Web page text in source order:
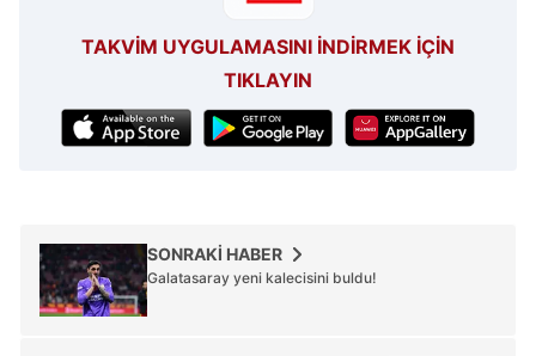
TAKVİM UYGULAMASINI İNDİRMEK İÇİN
TIKLAYIN
SONRAKİ HABER
Galatasaray yeni kalecisini buldu!